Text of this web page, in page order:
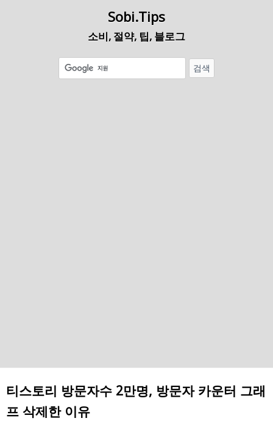
Sobi.Tips
소비, 절약, 팁, 블로그
티스토리 방문자수 2만명, 방문자 카운터 그래
프 삭제한 이유